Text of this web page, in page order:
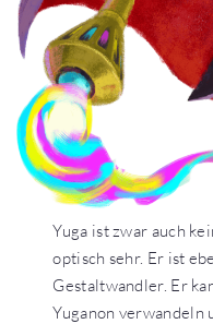
Yuga ist zwar auch
optisch sehr. Er ist
Gestaltwandler. Er
Yuganon verwandeln